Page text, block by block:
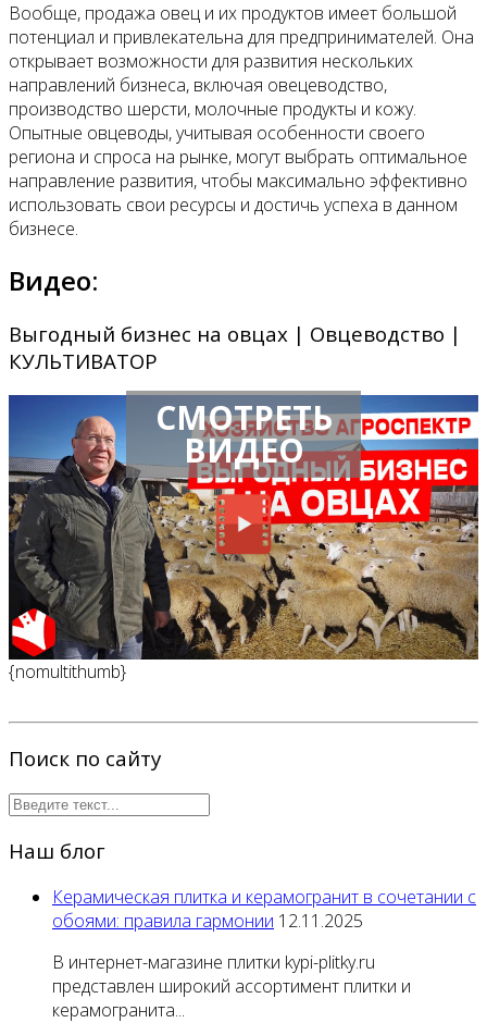
Вообще, продажа овец и их продуктов имеет большой
потенциал и привлекательна для предпринимателей. Она
открывает возможности для развития нескольких
направлений бизнеса, включая овецеводство,
производство шерсти, молочные продукты и кожу.
Опытные овцеводы, учитывая особенности своего
региона и спроса на рынке, могут выбрать оптимальное
направление развития, чтобы максимально эффективно
использовать свои ресурсы и достичь успеха в данном
бизнесе.
Видео:
Выгодный бизнес на овцах | Овцеводство |
КУЛЬТИВАТОР
СМОТРЕТЬ
ВИДЕО
{nomultithumb}
Поиск по сайту
Наш блог
Керамическая плитка и керамогранит в сочетании с
обоями: правила гармонии 12.11.2025
В интернет-магазине плитки kypi-plitky.ru
представлен широкий ассортимент плитки и
керамогранита...